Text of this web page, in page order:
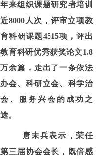
年来组织课题研究者培训
近8000 人次，评审立项教
育科研课题4515项，评出
教育科研优秀获奖论文1.8
万余篇，走出了一条依法
办会、科研立会、科学治
会、服务兴会的成功之
途。
唐未兵表示，荣任
第三届协会会长，既倍感